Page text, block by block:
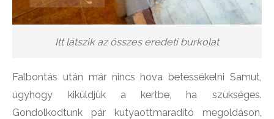
Itt látszik az összes eredeti burkolat
Falbontás után már nincs hova betessékelni Samut,
úgyhogy kiküldjük a kertbe, ha szükséges.
Gondolkodtunk pár kutyaottmaradító megoldáson,